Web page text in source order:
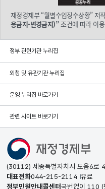
재정경제부 “월별수입징수상황” 저
용금지-변경금지)”조건에 따라 이
정부 관련기관 누리집
외청 및 유관기관 누리집
운영 누리집 바로가기
관련 사이트 바로가기
(30112) 세종특별자치시 도움6로
대표전화044-215-2114 유료
정부민원안내콜센터국번없이 110 (